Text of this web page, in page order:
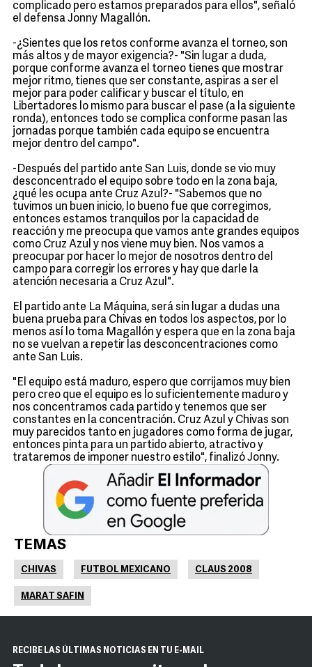
complicado pero estamos preparados para ellos", señaló
el defensa Jonny Magallón.
-¿Sientes que los retos conforme avanza el torneo, son
más altos y de mayor exigencia?- "Sin lugar a duda,
porque conforme avanza el torneo tienes que mostrar
mejor ritmo, tienes que ser constante, aspiras a ser el
mejor para poder calificar y buscar el título, en
Libertadores lo mismo para buscar el pase (a la siguiente
ronda), entonces todo se complica conforme pasan las
jornadas porque también cada equipo se encuentra
mejor dentro del campo".
-Después del partido ante San Luis, donde se vio muy
desconcentrado el equipo sobre todo en la zona baja,
¿qué les ocupa ante Cruz Azul?- "Sabemos que no
tuvimos un buen inicio, lo bueno fue que corregimos,
entonces estamos tranquilos por la capacidad de
reacción y me preocupa que vamos ante grandes equipos
como Cruz Azul y nos viene muy bien. Nos vamos a
preocupar por hacer lo mejor de nosotros dentro del
campo para corregir los errores y hay que darle la
atención necesaria a Cruz Azul".
El partido ante La Máquina, será sin lugar a dudas una
buena prueba para Chivas en todos los aspectos, por lo
menos así lo toma Magallón y espera que en la zona baja
no se vuelvan a repetir las desconcentraciones como
ante San Luis.
"El equipo está maduro, espero que corrijamos muy bien
pero creo que el equipo es lo suficientemente maduro y
nos concentramos cada partido y tenemos que ser
constantes en la concentración. Cruz Azul y Chivas son
muy parecidos tanto en jugadores como forma de jugar,
entonces pinta para un partido abierto, atractivo y
trataremos de imponer nuestro estilo", finalizó Jonny.
TEMAS
CHIVAS FUTBOL MEXICANO CLAUS 2008
MARAT SAFIN
RECIBE LAS ÚLTIMAS NOTICIAS EN TU E-MAIL